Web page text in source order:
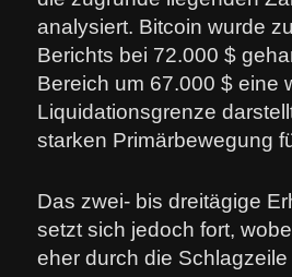
analysiert. Bitcoin wurde
Berichts bei 72.000 $
Bereich um 67.000 $ eine
Liquidationsgrenze
starken Primärbewegung
Das zwei- bis dreitägige
setzt sich jedoch fort,
eher durch die